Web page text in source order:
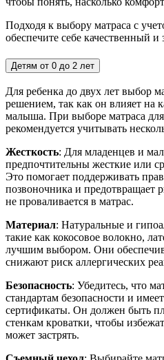
Подходя к выбору матраса с
обеспечите себе качественный
Детям от 0 до 2 лет
Для ребенка до двух лет выбор
решением, так как он влияет на
малыша. При выборе матраса для
рекомендуется учитывать
Жесткость: Для младенцев и
предпочтительны жесткие или
Это помогает поддерживать
позвоночника и предотвращает
не проваливается в матрас.
Материал: Натуральные и
такие как кокосовое волокно,
лучшим выбором. Они
снижают риск аллергических
Безопасность: Убедитесь, что
стандартам безопасности и
сертификаты. Он должен быть
стенкам кроватки, чтобы
может застрять.